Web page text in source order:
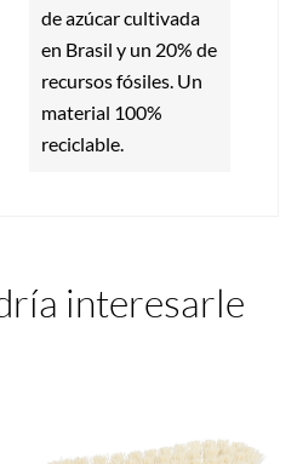
de azúcar cultivada
en Brasil y un 20% de
recursos fósiles. Un
material 100%
reciclable.
interesarle